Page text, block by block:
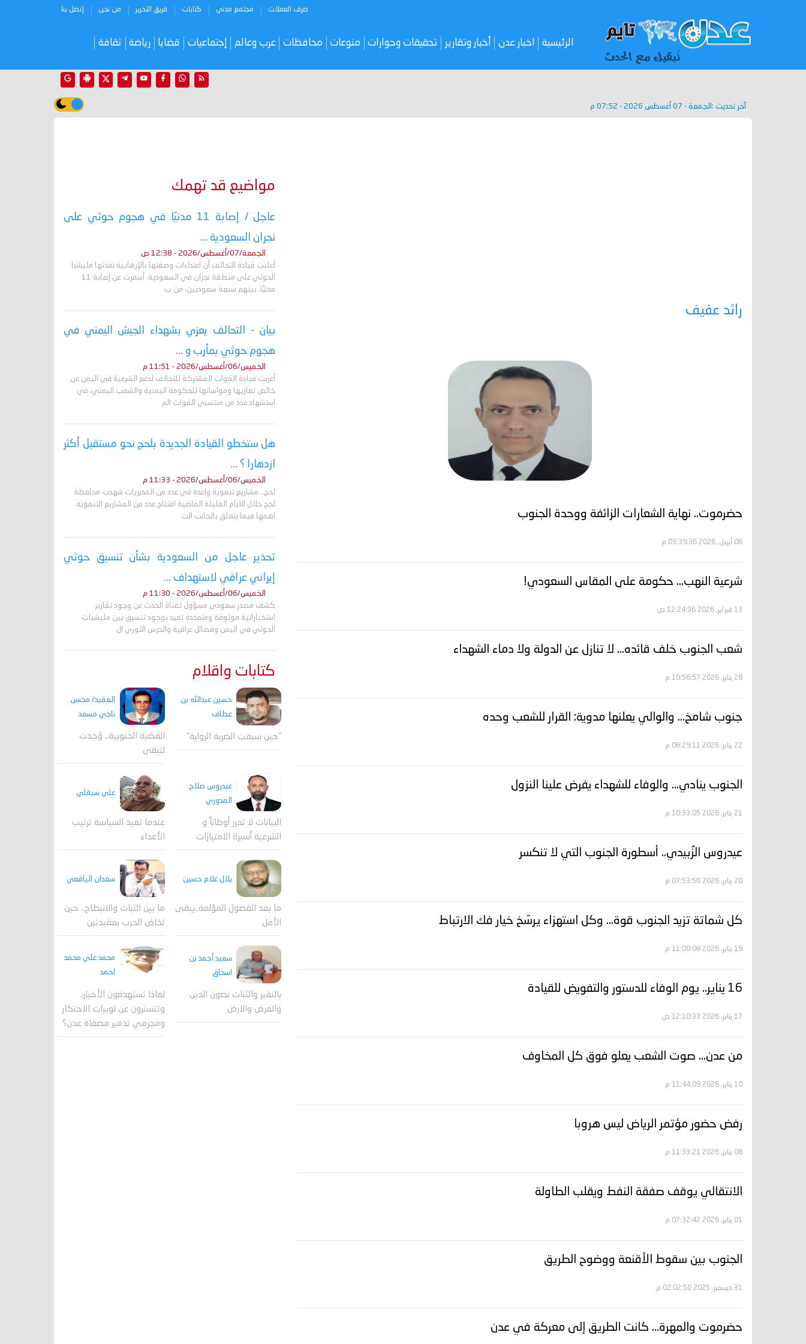
صرف العملات مجتمع مدني كتابات فريق التحرير من نحن إتصل بنا
الرئيسية اخبار عدن أخبار وتقارير تحقيقات وحوارات منوعات محافظات عرب وعالم إجتماعيات قضايا رياضة ثقافة
آخر تحديث : الجمعة - 07 أغسطس 2026 - 07:52 م
رائد عفيف
حضرموت.. نهاية الشعارات الزائفة ووحدة الجنوب
06 أبريل, 2026 03:39:36 م
شرعية النهب… حكومة على المقاس السعودي!
13 فبراير, 2026 12:24:36 ص
شعب الجنوب خلف قائده... لا تنازل عن الدولة ولا دماء الشهداء
28 يناير, 2026 10:56:57 م
جنوب شامخ... والوالي يعلنها مدوية: القرار للشعب وحده
22 يناير, 2026 06:29:11 م
الجنوب ينادي… والوفاء للشهداء يفرض علينا النزول
21 يناير, 2026 10:33:05 م
عيدروس الزُبيدي.. أسطورة الجنوب التي لا تنكسر
20 يناير, 2026 07:53:56 م
كل شماتة تزيد الجنوب قوة… وكل استهزاء يرسّخ خيار فك الارتباط
19 يناير, 2026 11:00:08 م
16 يناير.. يوم الوفاء للدستور والتفويض للقيادة
17 يناير, 2026 12:10:33 ص
من عدن… صوت الشعب يعلو فوق كل المخاوف
10 يناير, 2026 11:44:09 م
رفض حضور مؤتمر الرياض ليس هروبا
08 يناير, 2026 11:33:21 م
الانتقالي يوقف صفقة النفط ويقلب الطاولة
01 يناير, 2026 07:32:42 م
الجنوب بين سقوط الأقنعة ووضوح الطريق
31 ديسمبر, 2025 02:02:50 م
حضرموت والمهرة… كانت الطريق إلى معركة في عدن
مواضيع قد تهمك
عاجل / إصابة 11 مدنيًا في هجوم حوثي على
نجران السعودية ...
الجمعة/07/أغسطس/2026 - 12:38 ص
أعلنت قيادة التحالف أن اعتداءات وصفتها بالإرهابية نفذتها مليشيا
الحوثي على منطقة نجران في السعودية، أسفرت عن إصابة 11
مدنيًا، بينهم سبعة سعوديين، من ب
بيان - التحالف يعزي بشهداء الجيش اليمني في
هجوم حوثي بمأرب و ...
الخميس/06/أغسطس/2026 - 11:51 م
أعربت قيادة القوات المشتركة للتحالف لدعم الشرعية في اليمن عن
خالص تعازيها ومواساتها للحكومة اليمنية والشعب اليمني، في
استشهاد عدد من منتسبي القوات الم
هل ستخطو القيادة الجديدة بلحج نحو مستقبل أكثر
ازدهارا ؟ ...
الخميس/06/أغسطس/2026 - 11:33 م
لحج.. مشاريع تنموية واعدة في عدد من المديريات شهدت محافظة
لحج خلال الايام القليلة الماضية افتتاح عدد من المشاريع التنموية
اهمها فيما يتعلق بالجانب الت
تحذير عاجل من السعودية بشأن تنسيق حوثي
إيراني عراقي لاستهداف ...
الخميس/06/أغسطس/2026 - 11:30 م
كشف مصدر سعودي مسؤول لقناة الحدث عن وجود تقارير
استخباراتية موثوقة ومتعددة تفيد بوجود تنسيق بين مليشيات
الحوثي في اليمن وفصائل عراقية والحرس الثوري ال
كتابات واقلام
حسين عبدالله بن
عطاف
"حين سبقت الضربة الرواية"
العقيد/ محسن
ناجي مسعد
القضية الجنوبية.. وُجدت
لتبقى
عيدروس صلاح
المدوري
البيانات لا تحرر أوطاناً و
الشرعية أسيرة الامتيازات
علي سيقلي
عندما تعيد السياسة ترتيب
الأعداء
بلال غلام حسين
ما بعد الفصول المؤلمة..يبقى
الأمل
سعدان اليافعي
ما بين الثبات والانبطاح.. حين
تخاض الحرب بعقيدتين
سعيد أحمد بن
اسحاق
بالنفير والثبات نصون الدين
والعرض والارض
محمد علي محمد
احمد
لماذا تستهدفون الأخيار،
وتتسترون عن لوبيات الاحتكار
ومجرمي تدمير مصفاة عدن؟